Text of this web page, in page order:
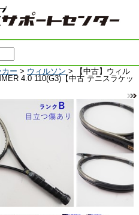
カー > ウィルソン > 【中古】ウィル
4.0 110(G3)【中古 テニスラケッ